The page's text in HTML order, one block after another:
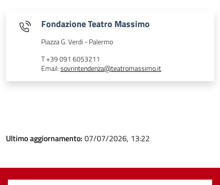
Fondazione Teatro Massimo
Piazza G. Verdi - Palermo
T +39 091 6053211
Email:sovrintendenza@teatromassimo.it
Ultimo aggiornamento: 07/07/2026, 13:22